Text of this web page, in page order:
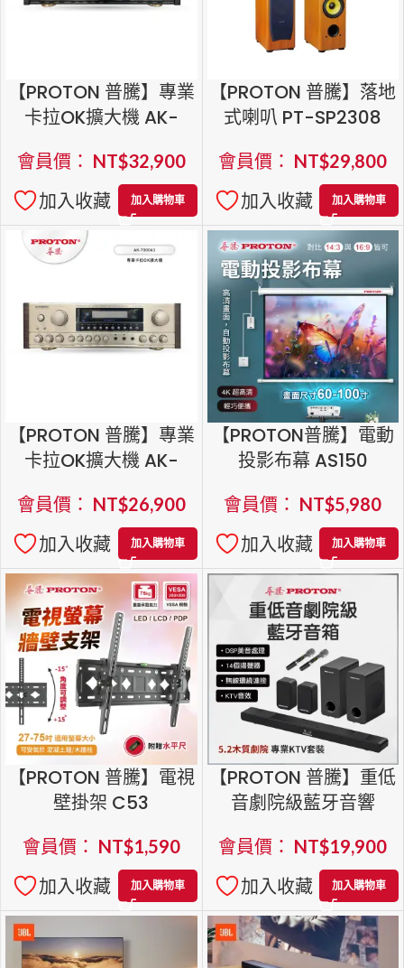
【PROTON 普騰】專業
卡拉OK擴大機 AK-
會員價： NT$32,900
加入收藏
加入購物車
【PROTON 普騰】落地
式喇叭 PT-SP2308
會員價： NT$29,800
加入收藏
加入購物車
【PROTON 普騰】專業
卡拉OK擴大機 AK-
會員價： NT$26,900
加入收藏
加入購物車
【PROTON普騰】電動
投影布幕 AS150
會員價： NT$5,980
加入收藏
加入購物車
【PROTON 普騰】電視
壁掛架 C53
會員價： NT$1,590
加入收藏
加入購物車
【PROTON 普騰】重低
音劇院級藍牙音響
會員價： NT$19,900
加入收藏
加入購物車